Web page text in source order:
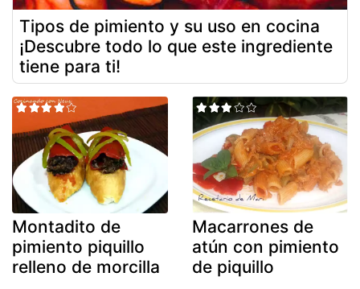
Tipos de pimiento y su uso en cocina
¡Descubre todo lo que este ingrediente
tiene para ti!
Montadito de
pimiento piquillo
relleno de morcilla
Macarrones de
atún con pimiento
de piquillo